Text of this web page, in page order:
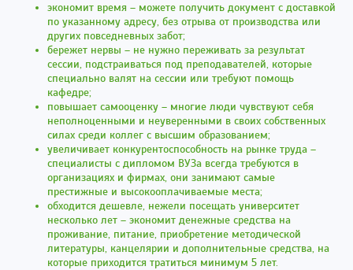
экономит время – можете получить документ с доставкой
по указанному адресу, без отрыва от производства или
других повседневных забот;
бережет нервы – не нужно переживать за результат
сессии, подстраиваться под преподавателей, которые
специально валят на сессии или требуют помощь
кафедре;
повышает самооценку – многие люди чувствуют себя
неполноценными и неуверенными в своих собственных
силах среди коллег с высшим образованием;
увеличивает конкурентоспособность на рынке труда –
специалисты с дипломом ВУЗа всегда требуются в
организациях и фирмах, они занимают самые
престижные и высокооплачиваемые места;
обходится дешевле, нежели посещать университет
несколько лет – экономит денежные средства на
проживание, питание, приобретение методической
литературы, канцелярии и дополнительные средства, на
которые приходится тратиться минимум 5 лет.